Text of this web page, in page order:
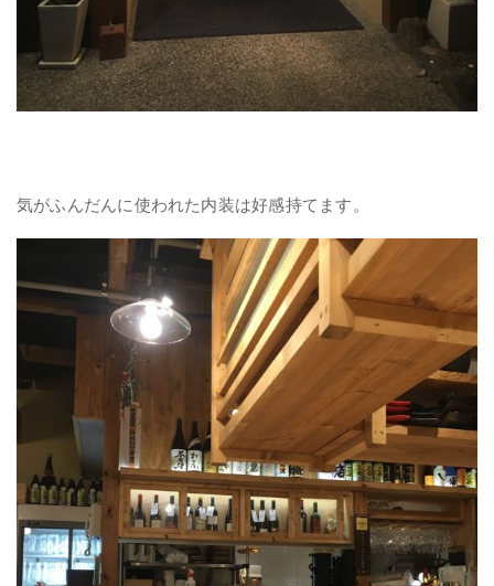
気がふんだんに使われた内装は好感持てます。